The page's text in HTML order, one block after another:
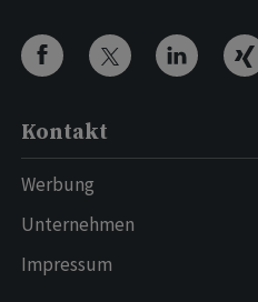
Kontakt
Werbung
Unternehmen
Impressum